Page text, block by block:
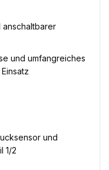
anschaltbarer
und umfangreiches
und
2